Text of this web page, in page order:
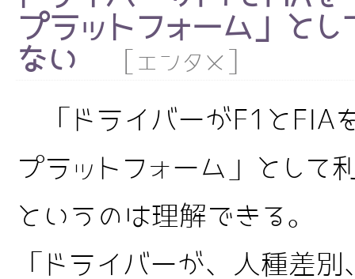
プラットフォーム」とし
ない
エンタメ
「ドライバーがF1とFIA
プラットフォーム」として
というのは理解できる。
「ドライバーが、人種差